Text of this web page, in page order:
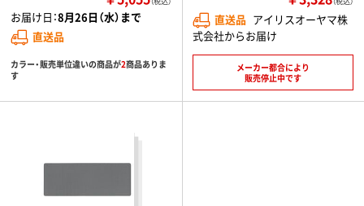
お届け日：8月26日（水）まで
直送品
カラー・販売単位違いの商品が2商品ありま
す
直送品 アイリスオーヤマ株
式会社からお届け
メーカー都合により
販売停止中です